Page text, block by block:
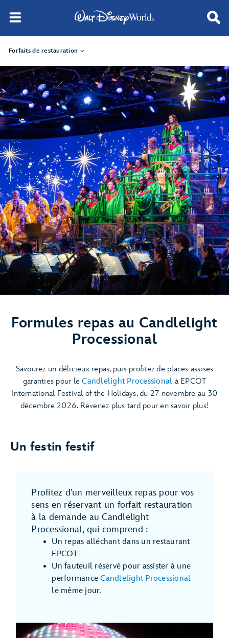
Forfaits de restauration
Formules repas au Candlelight
Processional
Savourez un délicieux repas, puis profitez de places assises
garanties pour leCandlelight Processional à EPCOT
International Festival of the Holidays, du 27 novembre au 30
décembre 2026. Revenez plus tard pour en savoir plus!
Un festin festif
Profitez d’un merveilleux repas pour vos
sens en réservant un forfait restauration
à la demande au Candlelight
Processional, qui comprend :
Un repas alléchant dans un restaurant
EPCOT
Un fauteuil réservé pour assister à une
performanceCandlelight Processional
le même jour.